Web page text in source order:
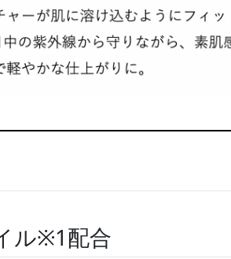
ル※1配合